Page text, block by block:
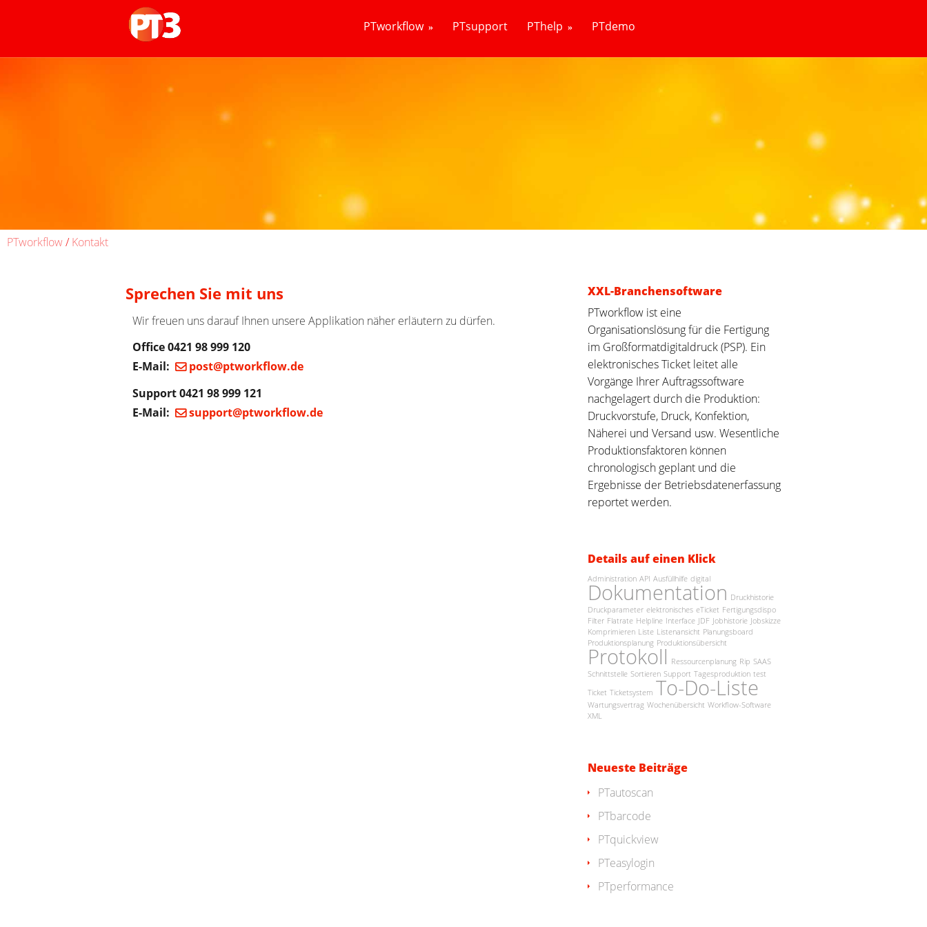
PTworkflow PTsupport PThelp PTdemo
PTworkflow/Kontakt
Sprechen Sie mit uns
Wir freuen uns darauf Ihnen unsere Applikation näher erläutern zu dürfen.
Office 0421 98 999 120
E-Mail:
post@ptworkflow.de
Support 0421 98 999 121
E-Mail:
support@ptworkflow.de
XXL-Branchensoftware
PTworkflow ist eine
Organisationslösung für die Fertigung
im Großformatdigitaldruck (PSP). Ein
elektronisches Ticket leitet alle
Vorgänge Ihrer Auftragssoftware
nachgelagert durch die Produktion:
Druckvorstufe, Druck, Konfektion,
Näherei und Versand usw. Wesentliche
Produktionsfaktoren können
chronologisch geplant und die
Ergebnisse der Betriebsdatenerfassung
reportet werden.
Details auf einen Klick
Administration API Ausfüllhilfe digital
Dokumentation Druckhistorie
Druckparameter elektronisches eTicket Fertigungsdispo
Filter Flatrate Helpline Interface JDF Jobhistorie Jobskizze
Komprimieren Liste Listenansicht Planungsboard
Produktionsplanung Produktionsübersicht
Protokoll Ressourcenplanung Rip SAAS
Schnittstelle Sortieren Support Tagesproduktion test
Ticket Ticketsystem To-Do-Liste
Wartungsvertrag Wochenübersicht Workflow-Software
XML
Neueste Beiträge
PTautoscan
PTbarcode
PTquickview
PTeasylogin
PTperformance